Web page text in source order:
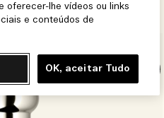
Chat
oferecer-lhe vídeos ou links
e conteúdos de
OK, aceitar Tudo